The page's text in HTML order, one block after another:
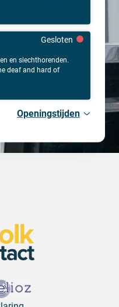
en slechthorenden.
deaf and hard of
Gesloten
Openingstijden